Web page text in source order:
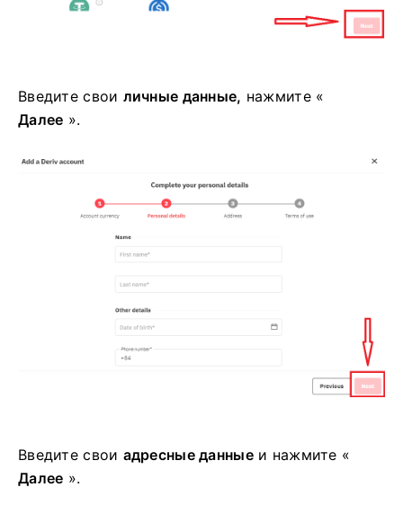
Введите свои личные данные, нажмите «
Далее ».
Введите свои адресные данныеи нажмите «
Далее ».